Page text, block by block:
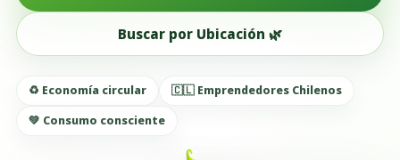
Buscar por Ubicación 🌿
♻️ Economía circular
🇨🇱 Emprendedores Chilenos
💚 Consumo consciente